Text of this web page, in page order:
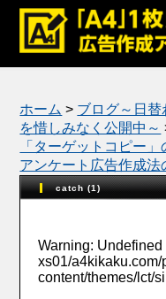
ホーム > ブログ～日替
を惜しみなく公開中～
「ターゲットコピー
アンケート広告作成法
catch (1)
Warning:
xs01/
content/themes/lct/